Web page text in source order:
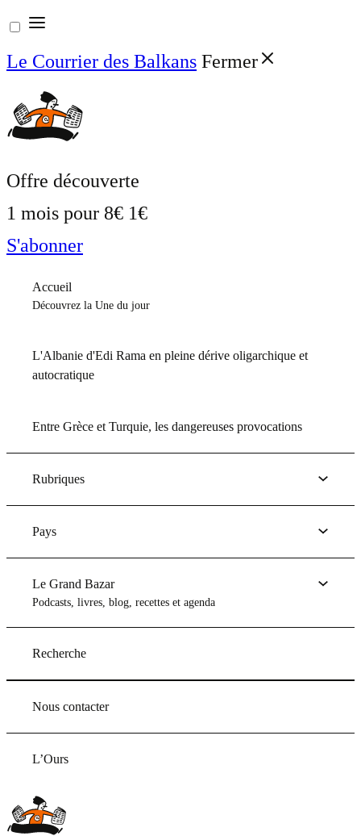
Aller
au
contenu
Le Courrier des Balkans Fermer
Offre découverte
1 mois pour 8€ 1€
S'abonner
Accueil
Découvrez la Une du jour
L'Albanie d'Edi Rama en pleine dérive oligarchique et
autocratique
Entre Grèce et Turquie, les dangereuses provocations
Rubriques
Pays
Le Grand Bazar
Podcasts, livres, blog, recettes et agenda
Recherche
Nous contacter
L’Ours